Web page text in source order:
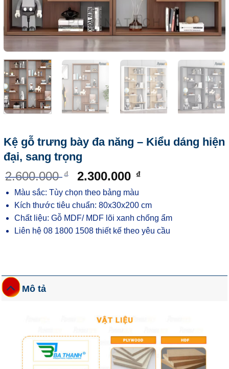
Kệ gỗ trưng bày đa năng – Kiểu dáng hiện
đại, sang trọng
2.600.000₫ 2.300.000 ₫
Màu sắc: Tùy chọn theo bảng màu
Kích thước tiêu chuẩn: 80x30x200 cm
Chất liệu: Gỗ MDF/ MDF lõi xanh chống ẩm
Liên hệ 08 1800 1508 thiết kế theo yêu cầu
Mô tả